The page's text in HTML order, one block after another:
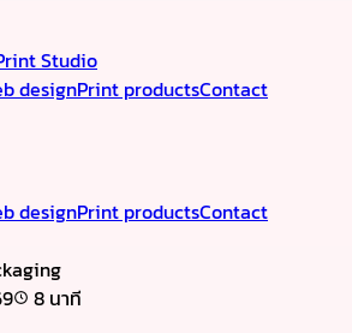
Studio
designPrint productsContact
designPrint productsContact
8 นาที